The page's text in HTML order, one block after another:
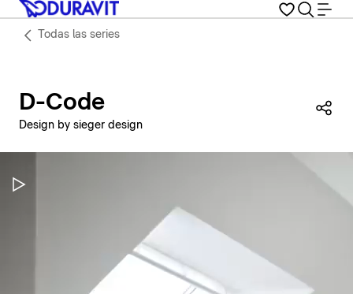
Todas las series
D-Code
Design by sieger design
Pausar vídeo